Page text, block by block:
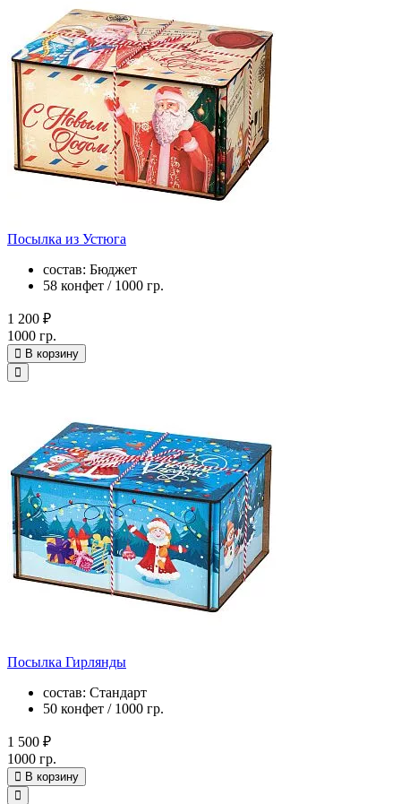
Посылка из Устюга
состав: Бюджет
58 конфет / 1000 гр.
1 200 ₽
1000 гр.
В корзину
Посылка Гирлянды
состав: Стандарт
50 конфет / 1000 гр.
1 500 ₽
1000 гр.
В корзину